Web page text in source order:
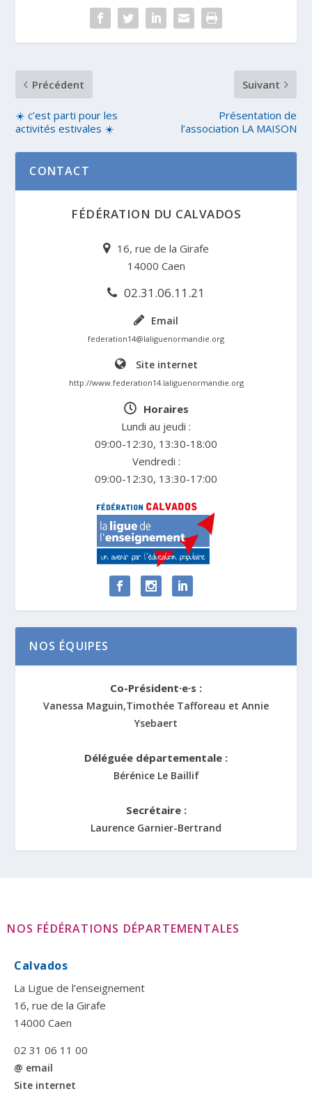
Précédent
☀️ c’est parti pour les
activités estivales ☀️
Suivant
Présentation de
l’association LA MAISON
CONTACT
FÉDÉRATION DU CALVADOS
16, rue de la Girafe
14000 Caen
02.31.06.11.21
Email
federation14@laliguenormandie.org
Site internet
http://www.federation14.laliguenormandie.org
Horaires
Lundi au jeudi :
09:00-12:30, 13:30-18:00
Vendredi :
09:00-12:30, 13:30-17:00
NOS ÉQUIPES
Co-Président·e·s :
Vanessa Maguin,Timothée Tafforeau et Annie
Ysebaert
Déléguée départementale :
Bérénice Le Baillif
Secrétaire :
Laurence Garnier-Bertrand
NOS FÉDÉRATIONS DÉPARTEMENTALES
Calvados
La Ligue de l’enseignement
16, rue de la Girafe
14000 Caen
02 31 06 11 00
@ email
Site internet